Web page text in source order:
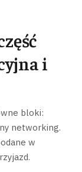
i
bloki:
networking.
w